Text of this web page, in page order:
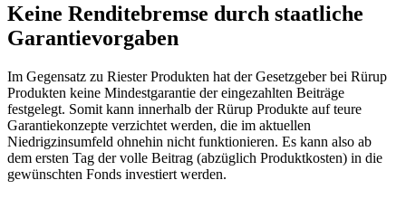
Keine Renditebremse durch staatliche
Garantievorgaben
Im Gegensatz zu Riester Produkten hat der Gesetzgeber bei Rürup
Produkten keine Mindestgarantie der eingezahlten Beiträge
festgelegt. Somit kann innerhalb der Rürup Produkte auf teure
Garantiekonzepte verzichtet werden, die im aktuellen
Niedrigzinsumfeld ohnehin nicht funktionieren. Es kann also ab
dem ersten Tag der volle Beitrag (abzüglich Produktkosten) in die
gewünschten Fonds investiert werden.